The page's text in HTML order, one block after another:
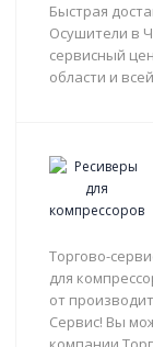
Быстрая
Осушители в
сервисный
области и
Торгово-
для
от
Сервис! Вы